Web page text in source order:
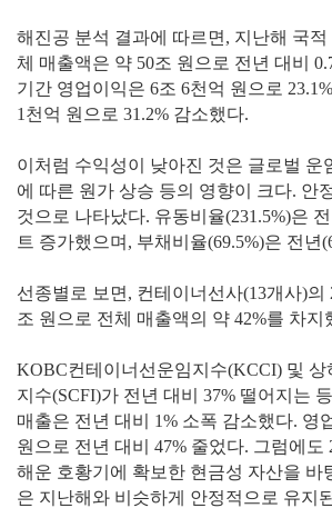
해진공 분석 결과에 따르면, 지난해 국적
체 매출액은 약 50조 원으로 전년 대비
기간 영업이익은 6조 6천억 원으로
1천억 원으로 31.2% 감소했다.
이처럼 수익성이 낮아진 것은 글로벌 운
에 따른 원가 상승 등의 영향이 크다. 안
것으로 나타났다. 유동비율(231.5%)은
트 증가했으며, 부채비율(69.5%)은 전년
선종별로 보면, 컨테이너선사(13개사)의
조 원으로 전체 매출액의 약 42%를 차지
KOBC컨테이너선운임지수(KCCI) 및 상
지수(SCFI)가 전년 대비 37% 떨어지는
매출은 전년 대비 1% 소폭 감소했다. 영
원으로 전년 대비 47% 줄었다. 그럼에도
해운 호황기에 확보한 현금성 자산을 바
은 지난해와 비슷하게 안정적으로 유지